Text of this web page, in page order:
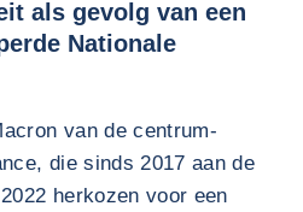
als gevolg van een
Nationale
van de centrum-
die sinds 2017 aan de
herkozen voor een